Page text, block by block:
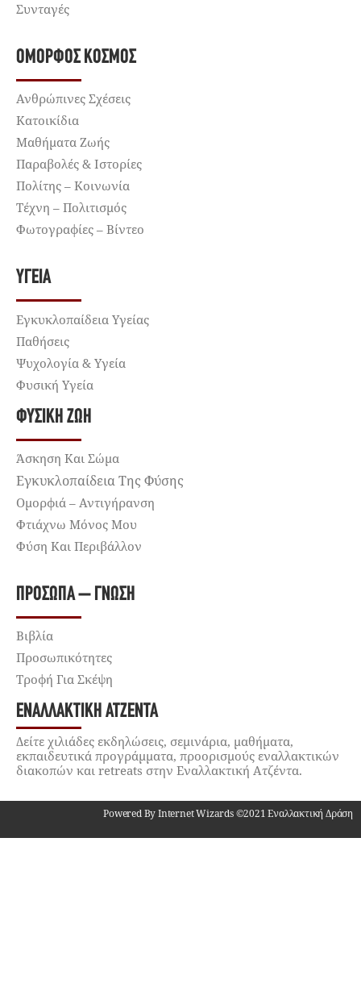
Συνταγές
ΌΜΟΡΦΟΣ ΚΌΣΜΟΣ
Ανθρώπινες Σχέσεις
Κατοικίδια
Μαθήματα Ζωής
Παραβολές & Ιστορίες
Πολίτης – Κοινωνία
Τέχνη – Πολιτισμός
Φωτογραφίες – Βίντεο
ΥΓΕΊΑ
Εγκυκλοπαίδεια Υγείας
Παθήσεις
Ψυχολογία & Υγεία
Φυσική Υγεία
ΦΥΣΙΚΉ ΖΩΉ
Άσκηση Και Σώμα
Εγκυκλοπαίδεια Της Φύσης
Ομορφιά – Αντιγήρανση
Φτιάχνω Μόνος Μου
Φύση Και Περιβάλλον
ΠΡΌΣΩΠΑ – ΓΝΏΣΗ
Βιβλία
Προσωπικότητες
Τροφή Για Σκέψη
ΕΝΑΛΛΑΚΤΙΚΉ ΑΤΖΈΝΤΑ
Δείτε χιλιάδες εκδηλώσεις, σεμινάρια, μαθήματα,
εκπαιδευτικά προγράμματα, προορισμούς εναλλακτικών
διακοπών και retreats στην Εναλλακτική Ατζέντα.
Powered By Internet Wizards ©2021 Εναλλακτική Δράση